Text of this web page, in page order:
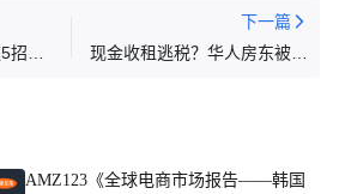
让
下一篇
现金收租逃税？华人房东被房
AMZ123《全球电商市场报告——韩国